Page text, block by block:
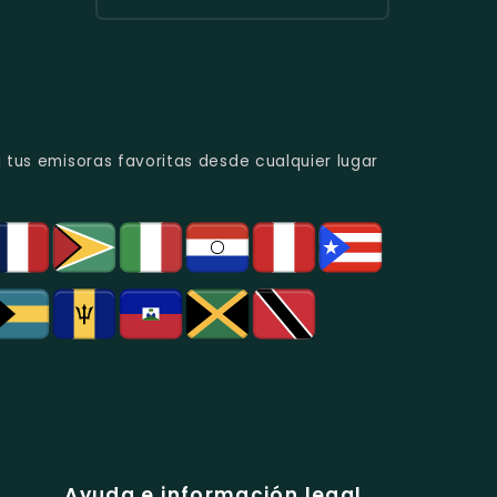
Y
Bogotá.
emisoras favoritas desde cualquier lugar